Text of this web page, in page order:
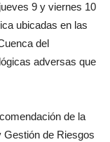
9 y viernes 10
ubicadas en las
del
adversas que
de la
Gestión de Riesgos